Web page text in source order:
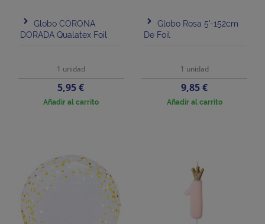
Globo CORONA
DORADA Qualatex Foil
1 unidad
Precio
5,95 €
Añadir al carrito
Globo Rosa 5'-152cm
De Foil
1 unidad
Precio
9,85 €
Añadir al carrito